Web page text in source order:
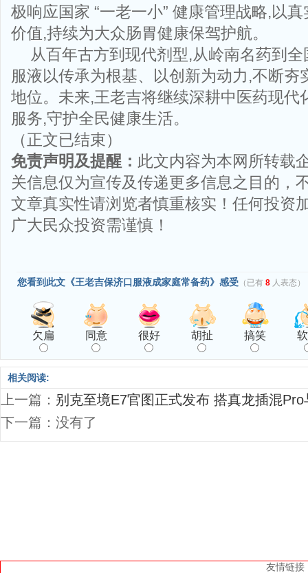
极响应国家 “一老一小” 健康管理战略,以
价值,持续为大众肠胃健康保驾护航。
从百年古方到现代剂型,从岭南名药到
服液以传承为根基、以创新为动力,不断夯
地位。未来,王老吉将继续深耕中医药现代
服务,守护全民健康生活。
（正文已结束）
免责声明及提醒： 此文内容为本网所转载
关信息仅为宣传及传递更多信息之目的，
文章真实性请浏览者慎重核实！任何投资
广大民众投资需谨慎！
您看到此文《王老吉保济口服液成家庭常备药》感受 （已有 8 人表态）
欠扁 同意 很好 胡扯 搞笑
相关阅读:
上一篇： 别克至境E7官图正式发布 搭真龙插混
下一篇：没有了
友情链